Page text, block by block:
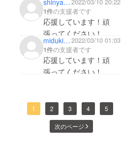
応援しています！頑
張ってください！
1件の支援者です
応援しています！頑
張ってください！
miduki37692022/03/10 01:03
1件の支援者です
応援しています！頑
張ってください！
1 2 3 4 5
次のページ